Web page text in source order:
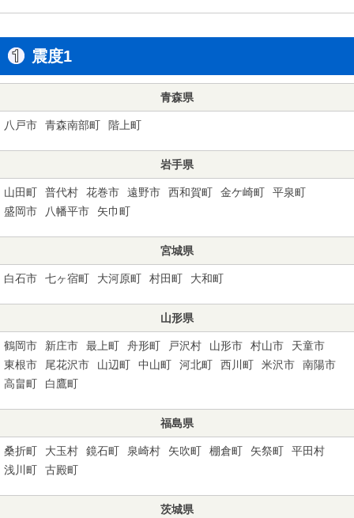
震度1
青森県
八戸市 青森南部町 階上町
岩手県
山田町 普代村 花巻市 遠野市 西和賀町 金ケ崎町
平泉町
盛岡市
八幡平市 矢巾町
宮城県
白石市 七ヶ宿町 大河原町 村田町 大和町
山形県
鶴岡市 新庄市 最上町 舟形町 戸沢村 山形市 村山市
天童市
東根市
尾花沢市 山辺町 中山町 河北町 西川町 米沢市
南陽市
高畠町
白鷹町
福島県
桑折町 大玉村 鏡石町 泉崎村 矢吹町 棚倉町 矢祭町
平田村
浅川町
古殿町
茨城県